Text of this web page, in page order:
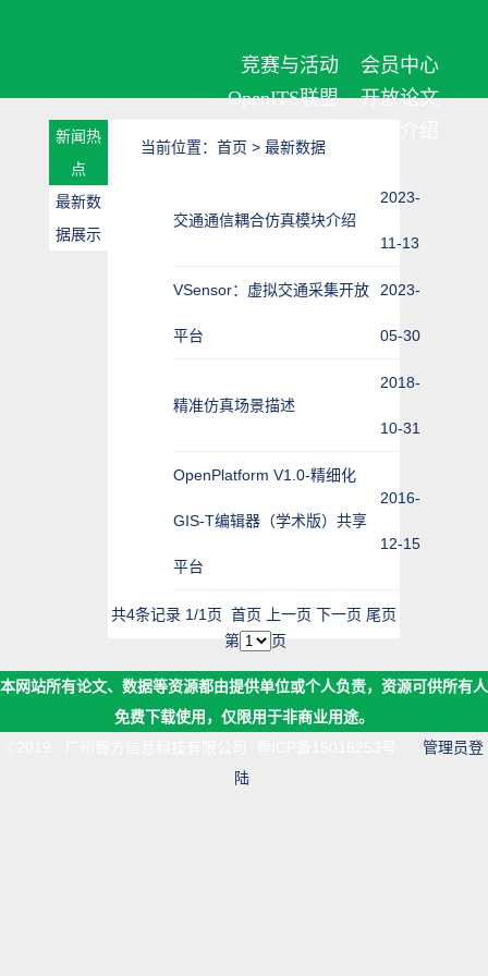
会员中心
竞赛与活动
开放论文
OpenITS联盟
新闻热
点
最新数
据展示
当前位置： 首页 > 最新数据
交通通信耦合仿真模块介绍
2023-
11-13
VSensor：虚拟交通采集开放
平台
2023-
05-30
精准仿真场景描述
2018-
10-31
OpenPlatform V1.0-精细化
GIS-T编辑器（学术版）共享
平台
2016-
12-15
共4条记录 1/1页 首页 上一页 下一页 尾页
第
页
本网站所有论文、数据等资源都由提供单位或个人负责，资源可供所有人
免费下载使用，仅限用于非商业用途。
管理员登
陆